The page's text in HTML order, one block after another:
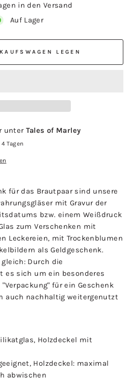
in den Versand
Auf Lager
LEGEN
unter Tales of Marley
Tagen
für das Brautpaar sind unsere
mit Gravur der
bzw. einem Weißdruck
zum Verschenken mit
Leckereien, mit Trockenblumen
als Geldgeschenk.
Durch die
es sich um ein besonderes
für ein Geschenk
auch nachhaltig weitergenutzt
Holzdeckel mit
Holzdeckel: maximal
abwischen